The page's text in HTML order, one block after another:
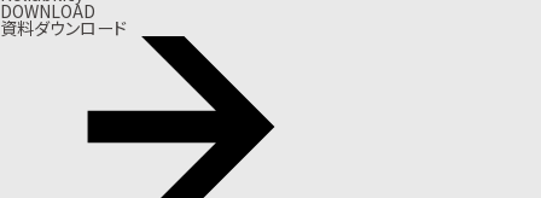
DOWNLOAD
資料ダウンロード